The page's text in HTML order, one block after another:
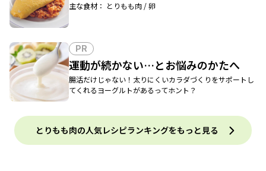
主な食材： とりもも肉 / 卵
PR
運動が続かない…とお悩みのかたへ
腸活だけじゃない！太りにくいカラダづくりをサポートし
てくれるヨーグルトがあるってホント？
とりもも肉の人気レシピランキングをもっと見る